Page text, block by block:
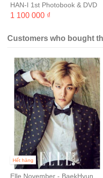
HAN-I 1st Photobook & DVD
"L'amour"
1 100 000 ₫
Customers who bought
Hết hàng
Elle November - BaekHyun